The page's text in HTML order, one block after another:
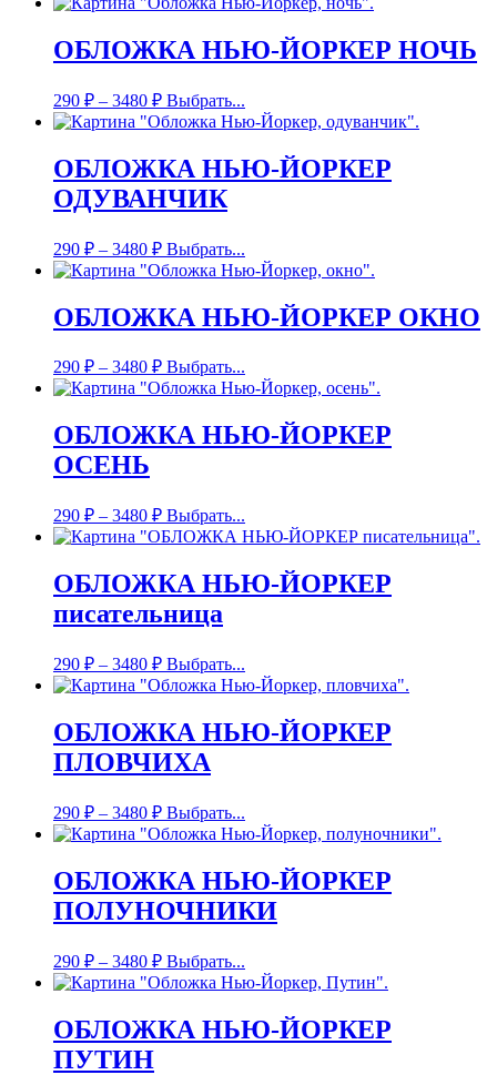
ОБЛОЖКА НЬЮ-ЙОРКЕР НОЧЬ
290 ₽ – 3480 ₽ Выбрать...
ОБЛОЖКА НЬЮ-ЙОРКЕР
ОДУВАНЧИК
290 ₽ – 3480 ₽ Выбрать...
ОБЛОЖКА НЬЮ-ЙОРКЕР ОКНО
290 ₽ – 3480 ₽ Выбрать...
ОБЛОЖКА НЬЮ-ЙОРКЕР
ОСЕНЬ
290 ₽ – 3480 ₽ Выбрать...
ОБЛОЖКА НЬЮ-ЙОРКЕР
писательница
290 ₽ – 3480 ₽ Выбрать...
ОБЛОЖКА НЬЮ-ЙОРКЕР
ПЛОВЧИХА
290 ₽ – 3480 ₽ Выбрать...
ОБЛОЖКА НЬЮ-ЙОРКЕР
ПОЛУНОЧНИКИ
290 ₽ – 3480 ₽ Выбрать...
ОБЛОЖКА НЬЮ-ЙОРКЕР
ПУТИН